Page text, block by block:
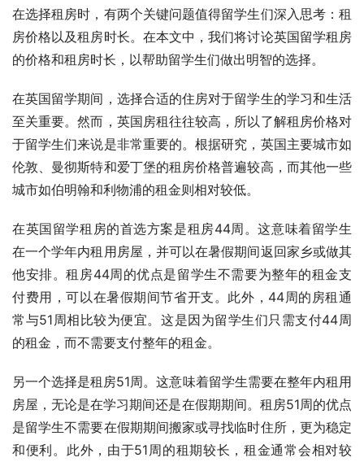
在选择租房时，有两个关键问题值得留学生们深入思考：租
房价格以及租房时长。在本文中，我们将讨论英国留学租房
的价格和租房时长，以帮助留学生们做出明智的选择。
在英国留学期间，选择合适的住房对于留学生的学习和生活
至关重要。然而，英国房租往往较高，所以了解租房价格对
于留学生们来说是非常重要的。根据研究，英国主要城市如
伦敦、曼彻斯特和爱丁堡的租房价格普遍较高，而其他一些
城市如伯明翰和利物浦的租金则相对较低。
在英国留学租房的首选方案是租房44周。这意味着留学生
在一个学年内租用房屋，并可以在暑假期间返回家乡或做其
他安排。租房44周的优点是留学生不需要为整年的租金支
付费用，可以在暑假期间节省开支。此外，44周的房租通
常与51周相比较为便宜。这是因为留学生们只需支付44周
的租金，而不需要支付整年的租金。
另一个选择是租房51周。这意味着留学生需要在整年内租用
房屋，无论是在学习期间还是在假期期间。租房51周的优点
是留学生不需要在假期期间搬家或寻找临时住所，更为稳定
和便利。此外，由于51周的租期较长，租金通常会相对较